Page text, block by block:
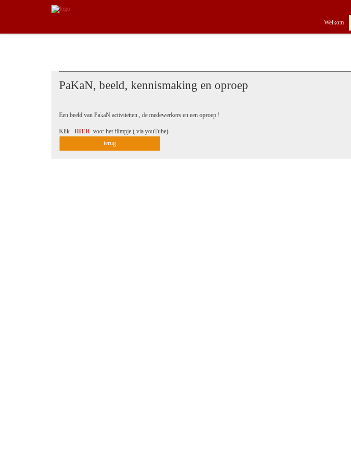
Welkom
PaKaN, beeld, kennismaking en oproep
Een beeld van PakaN activiteiten , de medewerkers en een oproep !
Klik HIER voor het filmpje ( via youTube)
terug